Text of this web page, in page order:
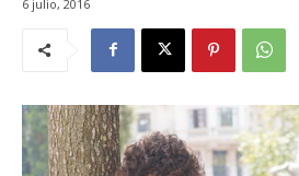
6 julio, 2016